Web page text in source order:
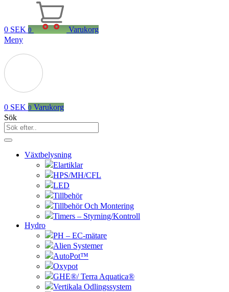
0 SEK 0
Varukorg
Meny
0 SEK 0 Varukorg
Sök
Växtbelysning
Elartiklar
HPS/MH/CFL
LED
Tillbehör
Tillbehör Och Montering
Timers – Styrning/Kontroll
Hydro
PH – EC-mätare
Alien Systemer
AutoPot™
Oxypot
GHE®/ Terra Aquatica®
Vertikala Odlingssystem